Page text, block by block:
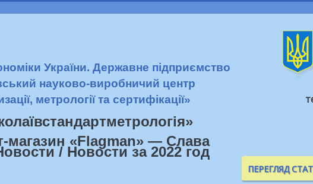
України. Державне підприємство
науково-виробничий центр
метрології та сертифікації»
ПЕРЕГЛЯД